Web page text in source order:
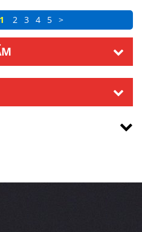
1 2 3 4 5 >